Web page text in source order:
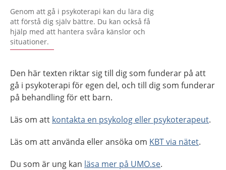
Genom att gå i psykoterapi kan du lära dig
att förstå dig själv bättre. Du kan också få
hjälp med att hantera svåra känslor och
situationer.
Den här texten riktar sig till dig som funderar på att
gå i psykoterapi för egen del, och till dig som funderar
på behandling för ett barn.
Läs om att kontakta en psykolog eller psykoterapeut.
Läs om att använda eller ansöka om KBT via nätet.
Du som är ung kan läsa mer på UMO.se.